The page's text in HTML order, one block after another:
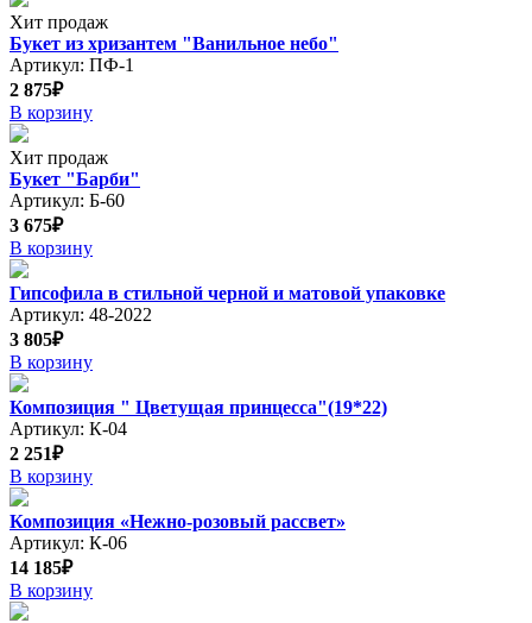
Хит продаж
Букет из хризантем "Ванильное небо"
Артикул: ПФ-1
2 875₽
В корзину
Хит продаж
Букет "Барби"
Артикул: Б-60
3 675₽
В корзину
Гипсофила в стильной черной и матовой упаковке
Артикул: 48-2022
3 805₽
В корзину
Композиция " Цветущая принцесса"(19*22)
Артикул: К-04
2 251₽
В корзину
Композиция «Нежно-розовый рассвет»
Артикул: К-06
14 185₽
В корзину